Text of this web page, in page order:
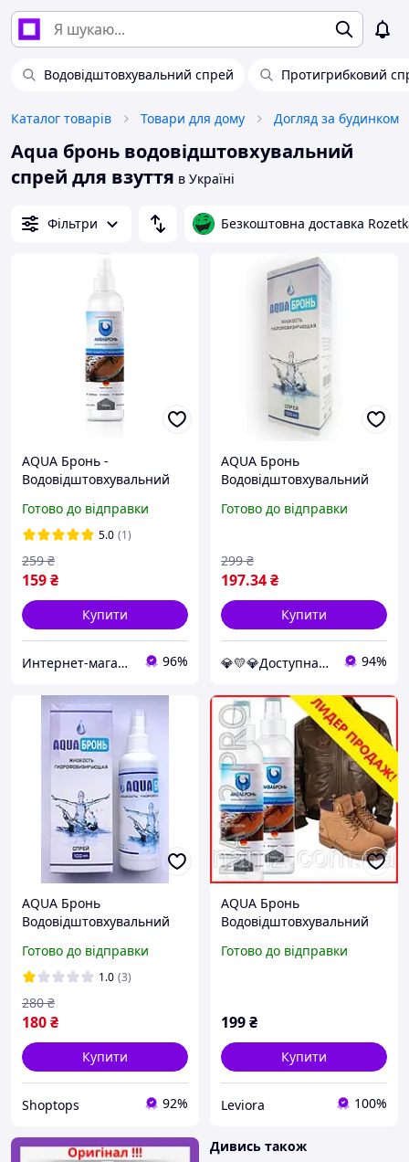
Водовідштовхувальний спрей Протигрибковий
Каталог товарів Товари для дому Догляд за будинком
Aqua бронь водовідштовхувальний
спрей для взуття в Україні
Фільтри Безкоштовна доставка
AQUA Бронь -
Водовідштовхувальний
(Аква Бронь)
Готово до відправки
5.0 (1)
159₴
259 ₴
Купити
Интернет-магазин "hotdeal" 96%
AQUA Бронь
Водовідштовхувальний
(Аква Бронь)
Готово до відправки
197.34₴
299 ₴
Купити
💎💛💎Доступна-Аптека 💎💛💎 94%
AQUA Бронь
Водовідштовхувальний
(Аква Бронь)
Готово до відправки
1.0 (3)
180₴
280 ₴
Купити
Shoptops 92%
AQUA Бронь
Водовідштовхувальний
(Аква Бронь)
Готово до відправки
199₴
Купити
Leviora 100%
Дивись також